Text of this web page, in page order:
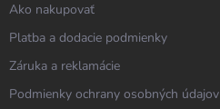
Ako nakupovať
Platba a dodacie podmienky
Záruka a reklamácie
Podmienky ochrany osobných údajov